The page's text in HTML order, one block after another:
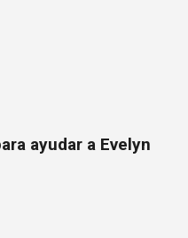
ayudar a Evelyn